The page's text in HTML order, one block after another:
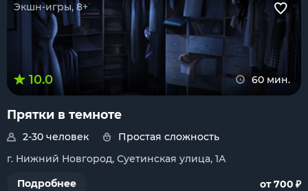
Экшн-игры, 8+
10.0 60 мин.
Прятки в темноте
2-30 человек
Простая сложность
г. Нижний Новгород, Суетинская улица, 1А
Подробнее
от 700 ₽